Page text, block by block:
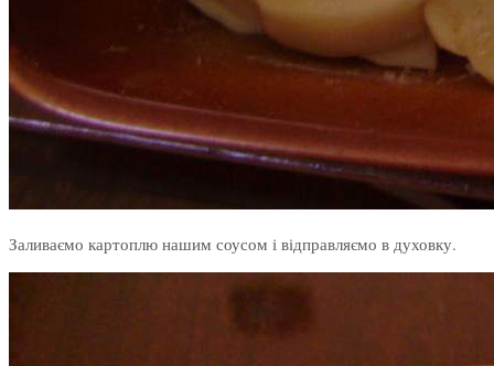
Заливаємо картоплю нашим соусом і відправляємо в духовку.